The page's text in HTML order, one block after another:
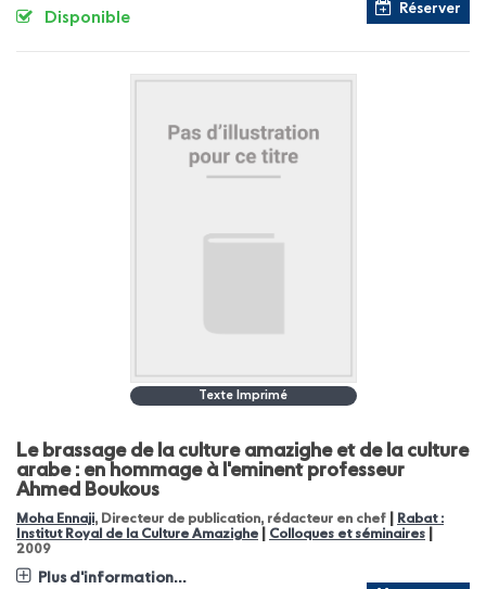
Réserver
Disponible
Texte Imprimé
Le brassage de la culture amazighe et de la culture
arabe : en hommage à l'eminent professeur
Ahmed Boukous
Moha Ennaji, Directeur de publication, rédacteur en chef
Rabat :
Institut Royal de la Culture Amazighe
Colloques et séminaires
2009
Plus d'information...